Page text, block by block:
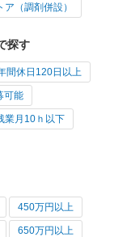
ア（調剤併設）
探す
間休日120日以上
可能
業月10ｈ以下
450万円以上
650万円以上